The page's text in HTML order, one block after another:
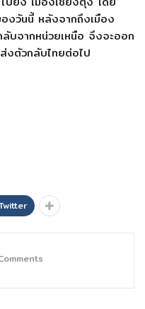
งวันนี้ หลังจากถึงเมือง
บจากหน่วยเหนือ จึงจะออก
งตัวกลับไทยต่อไป